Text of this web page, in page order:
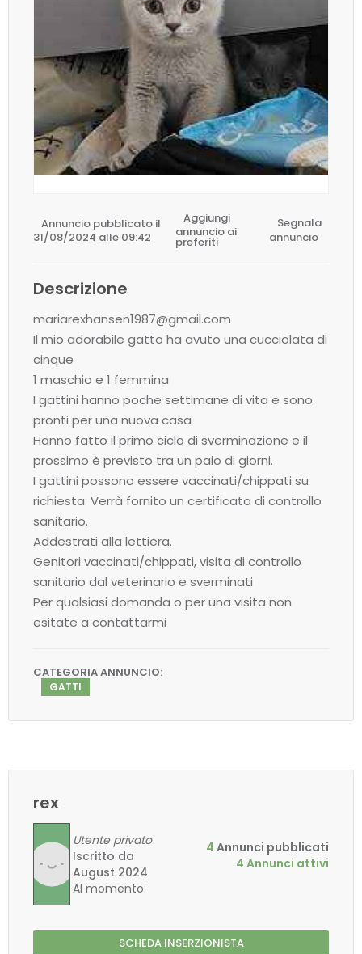
Annuncio pubblicato il
31/08/2024 alle 09:42
Aggiungi
annuncio ai
preferiti
Segnala
annuncio
Descrizione
mariarexhansen1987@gmail.com
Il mio adorabile gatto ha avuto una cucciolata di
cinque
1 maschio e 1 femmina
I gattini hanno poche settimane di vita e sono
pronti per una nuova casa
Hanno fatto il primo ciclo di sverminazione e il
prossimo è previsto tra un paio di giorni.
I gattini possono essere vaccinati/chippati su
richiesta. Verrà fornito un certificato di controllo
sanitario.
Addestrati alla lettiera.
Genitori vaccinati/chippati, visita di controllo
sanitario dal veterinario e sverminati
Per qualsiasi domanda o per una visita non
esitate a contattarmi
CATEGORIA ANNUNCIO:
GATTI
rex
Utente privato
Iscritto da
August 2024
Al momento:
4 Annunci pubblicati
4 Annunci attivi
SCHEDA INSERZIONISTA